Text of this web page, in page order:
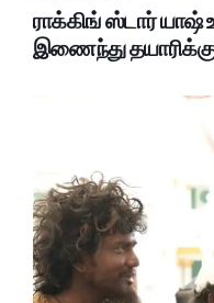
ராக்கிங் ஸ்டார்
இணைந்து